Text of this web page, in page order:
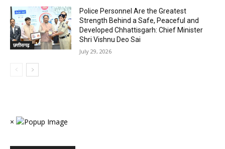
छत्तीसगढ़
Police Personnel Are the Greatest
Strength Behind a Safe, Peaceful and
Developed Chhattisgarh: Chief Minister
Shri Vishnu Deo Sai
July 29, 2026
×